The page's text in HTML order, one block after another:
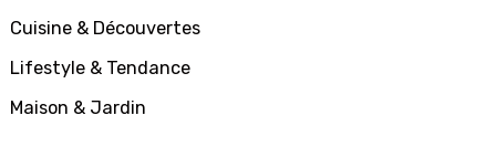
Cuisine & Découvertes
Lifestyle & Tendance
Maison & Jardin